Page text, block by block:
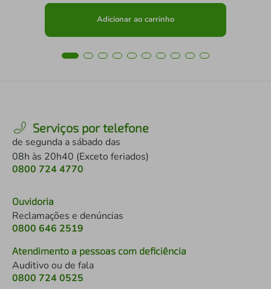
Adicionar ao carrinho
Serviços por telefone
de segunda a sábado das
08h às 20h40 (Exceto feriados)
0800 724 4770
Ouvidoria
Reclamações e denúncias
0800 646 2519
Atendimento a pessoas com deficiência
Auditivo ou de fala
0800 724 0525